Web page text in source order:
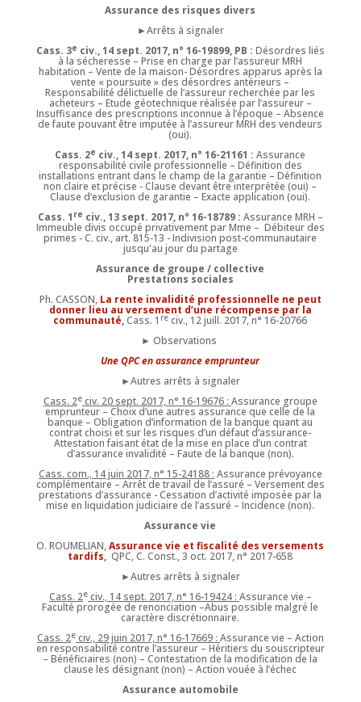
Assurance des risques divers
►Arrêts à signaler
Cass. 3e civ., 14 sept. 2017, n° 16-19899, PB : Désordres liés
à la sécheresse – Prise en charge par l’assureur MRH
habitation – Vente de la maison- Désordres apparus après la
vente « poursuite » des désordres antérieurs –
Responsabilité délictuelle de l’assureur recherchée par les
acheteurs – Etude géotechnique réalisée par l’assureur –
Insuffisance des prescriptions inconnue à l’époque – Absence
de faute pouvant être imputée à l’assureur MRH des vendeurs
(oui).
Cass. 2e civ., 14 sept. 2017, n° 16-21161 :Assurance
responsabilité civile professionnelle – Définition des
installations entrant dans le champ de la garantie – Définition
non claire et précise - Clause devant être interprétée (oui) –
Clause d’exclusion de garantie – Exacte application (oui).
Cass. 1 re civ., 13 sept. 2017, n° 16-18789 : Assurance MRH –
Immeuble divis occupé privativement par Mme – Débiteur des
primes - C. civ., art. 815-13 - Indivision post-communautaire
jusqu'au jour du partage
Assurance de groupe / collective
Prestations sociales
Ph. CASSON, La rente invalidité professionnelle ne peut
donner lieu au versement d’une récompense par la
communauté,Cass. 1 re civ., 12 juill. 2017, n° 16-20766
► Observations
Une QPC en assurance emprunteur
►Autres arrêts à signaler
Cass. 2eciv. 20 sept. 2017, n° 16-19676 : Assurance groupe
emprunteur – Choix d’une autres assurance que celle de la
banque – Obligation d’information de la banque quant au
contrat choisi et sur les risques d’un défaut d’assurance-
Attestation faisant état de la mise en place d’un contrat
d’assurance invalidité – Faute de la banque (non).
Cass. com., 14 juin 2017, n° 15-24188 : Assurance prévoyance
complémentaire – Arrêt de travail de l’assuré – Versement des
prestations d’assurance - Cessation d’activité imposée par la
mise en liquidation judiciaire de l’assuré – Incidence (non).
Assurance vie
O. ROUMELIAN,Assurance vie et fiscalité des versements
tardifs, QPC, C. Const., 3 oct. 2017, n° 2017-658
►Autres arrêts à signaler
Cass. 2eciv., 14 sept. 2017, n° 16-19424 : Assurance vie –
Faculté prorogée de renonciation –Abus possible malgré le
caractère discrétionnaire.
Cass. 2eciv., 29 juin 2017, n° 16-17669 : Assurance vie – Action
en responsabilité contre l’assureur – Héritiers du souscripteur
– Bénéficiaires (non) – Contestation de la modification de la
clause les désignant (non) – Action vouée à l’échec
Assurance automobile